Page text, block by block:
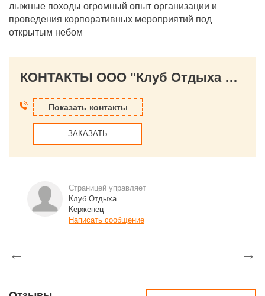
лыжные походы огромный опыт организации и
проведения корпоративных мероприятий под
открытым небом
КОНТАКТЫ ООО "Клуб Отдыха Керженец"
Показать контакты
ЗАКАЗАТЬ
Страницей управляет
Клуб Отдыха
Керженец
Написать сообщение
← →